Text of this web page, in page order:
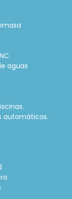
aguas
automáticas.